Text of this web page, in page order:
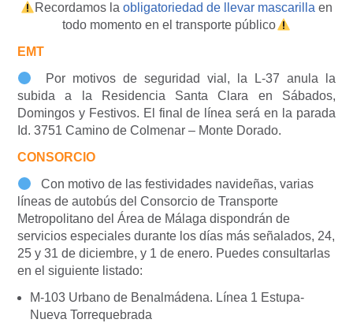
Recordamos laobligatoriedad de llevar mascarilla en
todo momento en el transporte público
EMT
Por motivos de seguridad vial, la L-37 anula la
subida a la Residencia Santa Clara en Sábados,
Domingos y Festivos. El final de línea será en la parada
Id. 3751 Camino de Colmenar – Monte Dorado.
CONSORCIO
Con motivo de las festividades navideñas, varias
líneas de autobús del Consorcio de Transporte
Metropolitano del Área de Málaga dispondrán de
servicios especiales durante los días más señalados, 24,
25 y 31 de diciembre, y 1 de enero. Puedes consultarlas
en el siguiente listado:
M-103 Urbano de Benalmádena. Línea 1 Estupa-
Nueva Torrequebrada